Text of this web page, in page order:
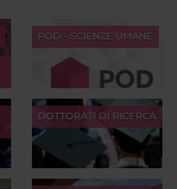
POD - SCIENZE UMANE
DOTTORATI DI RICERCA